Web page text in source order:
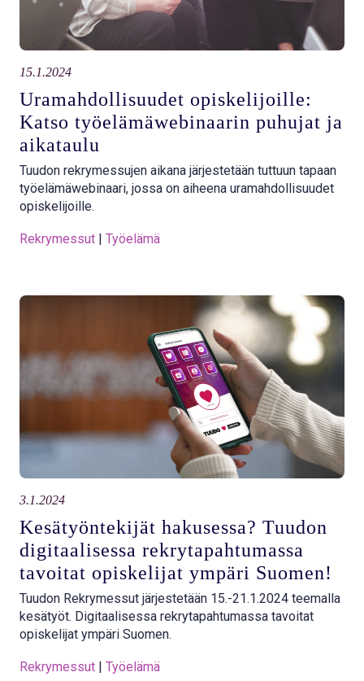
15.1.2024
Uramahdollisuudet opiskelijoille:
Katso työelämäwebinaarin puhujat ja
aikataulu
Tuudon rekrymessujen aikana järjestetään tuttuun tapaan
työelämäwebinaari, jossa on aiheena uramahdollisuudet
opiskelijoille.
Rekrymessut | Työelämä
3.1.2024
Kesätyöntekijät hakusessa? Tuudon
digitaalisessa rekrytapahtumassa
tavoitat opiskelijat ympäri Suomen!
Tuudon Rekrymessut järjestetään 15.-21.1.2024 teemalla
kesätyöt. Digitaalisessa rekrytapahtumassa tavoitat
opiskelijat ympäri Suomen.
Rekrymessut | Työelämä